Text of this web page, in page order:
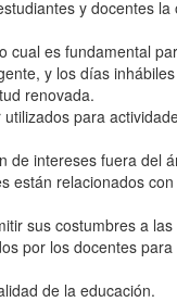
y docentes
cual es fundamental
y los días
renovada.
para
de intereses fuera del
están relacionados
sus costumbres a
por los docentes
de la educación.